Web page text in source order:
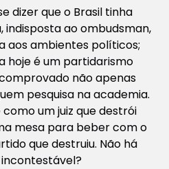
dizer que o Brasil tinha
ao ombudsman,
aos ambientes políticos;
hoje é um partidarismo
não apenas
pesquisa na academia.
um juiz que destrói
mesa para beber com o
que destruiu. Não há